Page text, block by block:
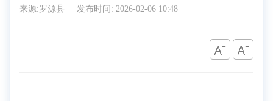
来源:罗源县 发布时间: 2026-02-06 10:48